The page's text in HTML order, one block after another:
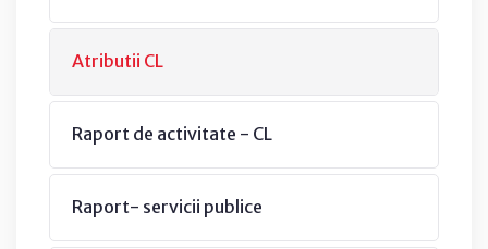
Atributii CL
Raport de activitate - CL
Raport- servicii publice